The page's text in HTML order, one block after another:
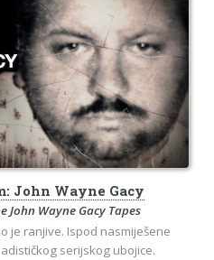
John Wayne Gacy
John Wayne Gacy Tapes
je ranjive. Ispod nasmiješene
serijskog ubojice.